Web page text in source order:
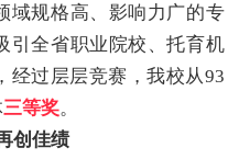
域规格高、影响力广的专
引全省职业院校、托育机
经过层层竞赛，我校从93
三等奖。
创佳绩